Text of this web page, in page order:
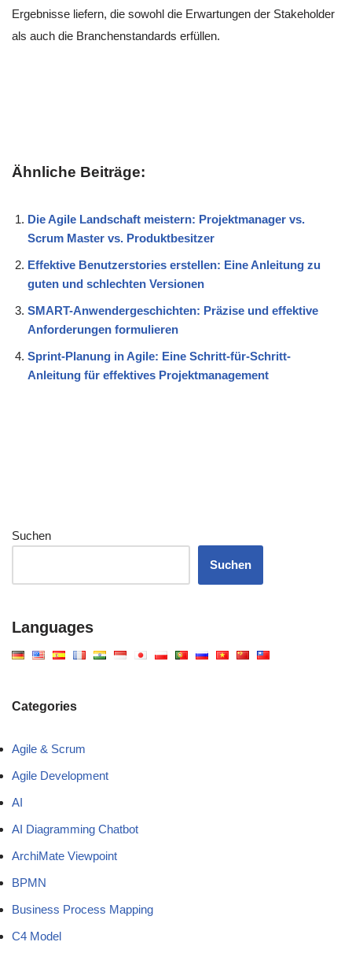
Ergebnisse liefern, die sowohl die Erwartungen der Stakeholder
als auch die Branchenstandards erfüllen.
Ähnliche Beiträge:
Die Agile Landschaft meistern: Projektmanager vs.
Scrum Master vs. Produktbesitzer
Effektive Benutzerstories erstellen: Eine Anleitung zu
guten und schlechten Versionen
SMART-Anwendergeschichten: Präzise und effektive
Anforderungen formulieren
Sprint-Planung in Agile: Eine Schritt-für-Schritt-
Anleitung für effektives Projektmanagement
Suchen
Suchen
Languages
Categories
Agile & Scrum
Agile Development
AI
AI Diagramming Chatbot
ArchiMate Viewpoint
BPMN
Business Process Mapping
C4 Model